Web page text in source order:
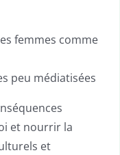
femmes comme
peu médiatisées
et nourrir la
et